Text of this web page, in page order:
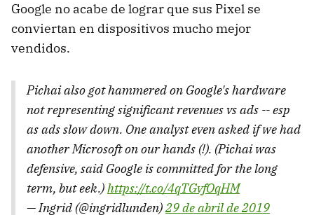
Google no acabe de lograr que sus Pixel se
conviertan en dispositivos mucho mejor
vendidos.
Pichai also got hammered on Google's hardware
not representing significant revenues vs ads -- esp
as ads slow down. One analyst even asked if we had
another Microsoft on our hands (!). (Pichai was
defensive, said Google is committed for the long
term, but eek.)https://t.co/4qTGvfOqHM
— Ingrid (@ingridlunden)29 de abril de 2019